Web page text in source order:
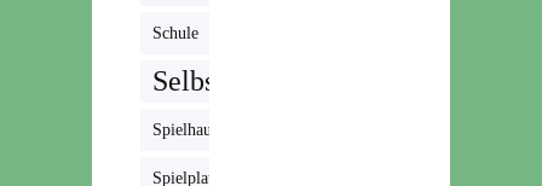
Schule
Selbstgemacht
Spielhaus
Spielplatz